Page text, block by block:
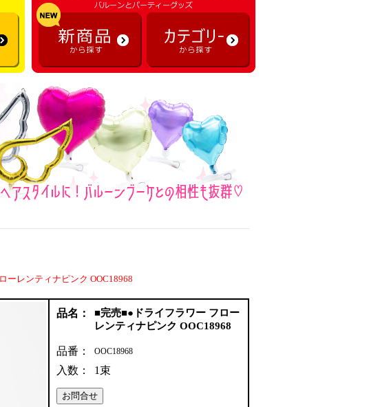
ーレンティナピンク OOC18968
品名：
■完売■●ドライフラワー フロー
レンティナピンク OOC18968
品番： OOC18968
入数： 1束